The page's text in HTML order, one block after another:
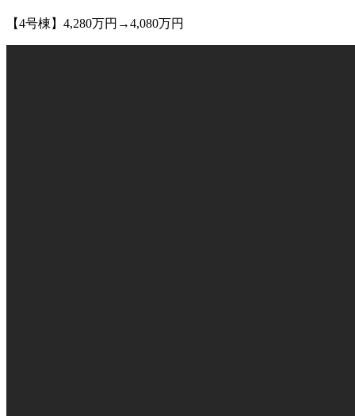
【4号棟】4,280万円→4,080万円